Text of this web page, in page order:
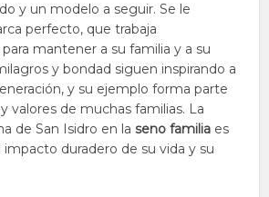
y un modelo a seguir. Se le
perfecto, que trabaja
mantener a su familia y a su
y bondad siguen inspirando a
y su ejemplo forma parte
valores de muchas familias. La
de San Isidro en laseno familia es
duradero de su vida y su